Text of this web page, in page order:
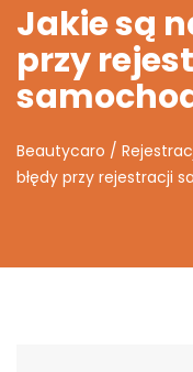
Jakie są
przy
Beautycaro /
błędy przy rejestracji